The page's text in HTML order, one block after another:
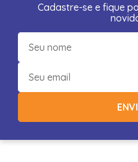
Cadastre-se e fique